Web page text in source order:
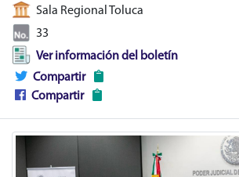
Sala Regional Toluca
33
Ver información del boletín
Compartir
Compartir